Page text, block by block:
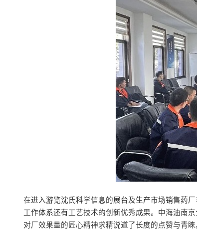
在进入游览沈氏科学信息的展台及生产市场销售药
工作体系还有工艺技术的创新优秀成果。中海油南
对厂效果量的匠心精神求精说道了长度的点赞与青睐